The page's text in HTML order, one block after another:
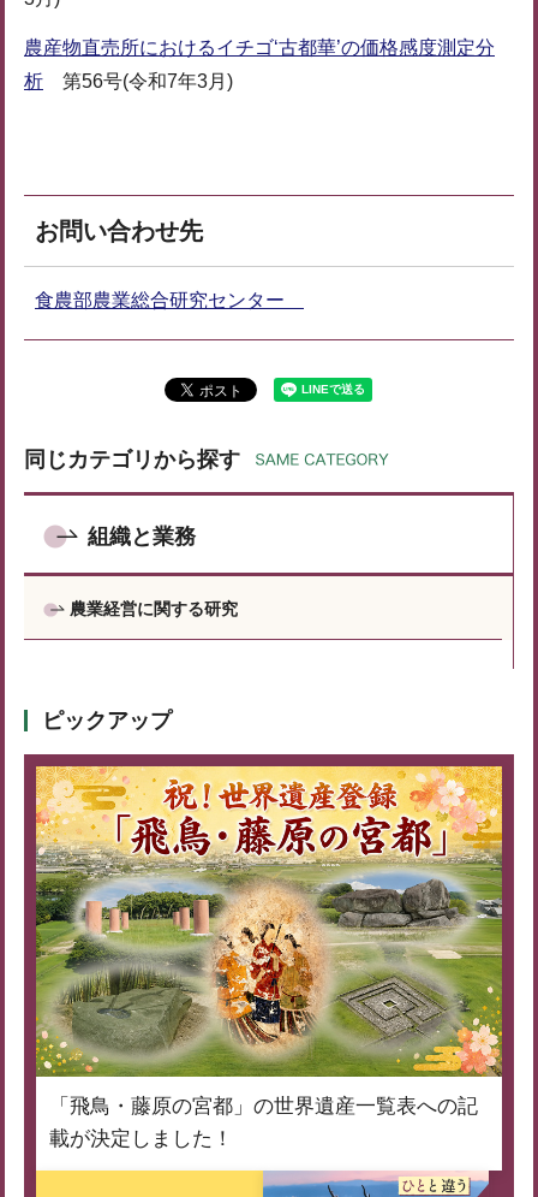
農産物直売所におけるイチゴ‘古都華’の価格感度測定分
析 第56号(令和7年3月)
お問い合わせ先
食農部農業総合研究センター
同じカテゴリから探す
組織と業務
農業経営に関する研究
ピックアップ
「飛鳥・藤原の宮都」の世界遺産一覧表への記
載が決定しました！